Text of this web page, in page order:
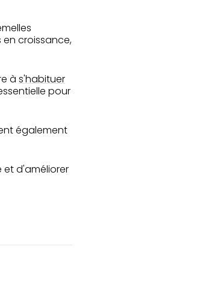
en croissance,
à s'habituer
pour
également
d'améliorer